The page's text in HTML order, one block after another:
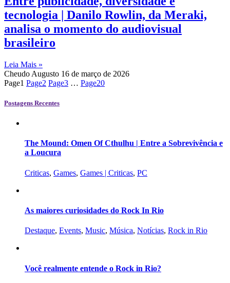
tecnologia | Danilo Rowlin, da Meraki,
analisa o momento do audiovisual
brasileiro
Leia Mais »
Cheudo Augusto 16 de março de 2026
Page1 Page2 Page3 … Page20
Postagens Recentes
The Mound: Omen Of Cthulhu | Entre a Sobrevivência e
a Loucura
Criticas, Games, Games | Criticas, PC
As maiores curiosidades do Rock In Rio
Destaque, Events, Music, Música, Notícias, Rock in Rio
Você realmente entende o Rock in Rio?